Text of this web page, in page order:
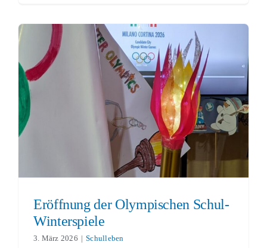
Eröffnung der Olympischen Schul-
Winterspiele
Schulleben
Eröffnung der Olympischen Schul-
Winterspiele
3. März 2026 | Schulleben